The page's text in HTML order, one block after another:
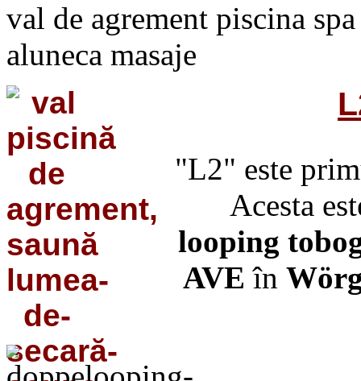
val de agrement piscina spa
aluneca masaje
"L2" este
Acesta
looping
AVE în